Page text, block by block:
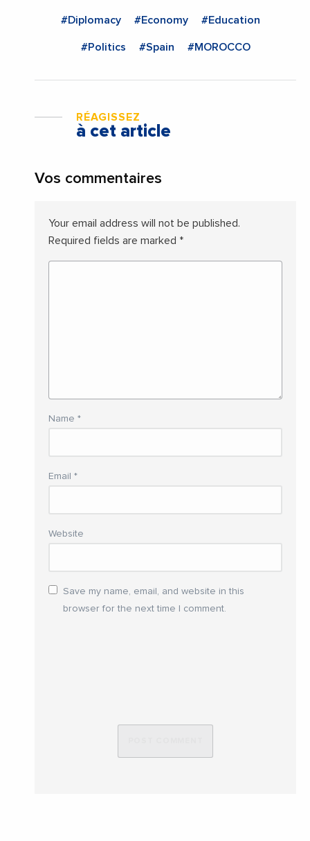
#Diplomacy #Economy #Education
#Politics #Spain #MOROCCO
RÉAGISSEZ
à cet article
Vos commentaires
Your email address will not be published.
Required fields are marked *
Name *
Email *
Website
Save my name, email, and website in this
browser for the next time I comment.